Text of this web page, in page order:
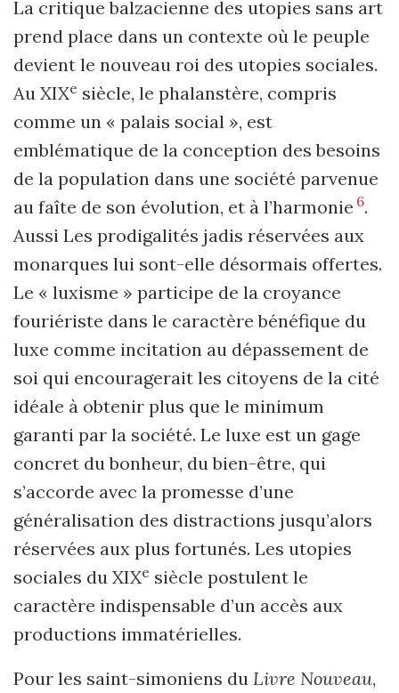
La critique balzacienne des utopies sans art
prend place dans un contexte où le peuple
devient le nouveau roi des utopies sociales.
Au XIXe siècle, le phalanstère, compris
comme un « palais social », est
emblématique de la conception des besoins
de la population dans une société parvenue
au faîte de son évolution, et à l’harmonie 6.
Aussi Les prodigalités jadis réservées aux
monarques lui sont-elle désormais offertes.
Le « luxisme » participe de la croyance
fouriériste dans le caractère bénéfique du
luxe comme incitation au dépassement de
soi qui encouragerait les citoyens de la cité
idéale à obtenir plus que le minimum
garanti par la société. Le luxe est un gage
concret du bonheur, du bien-être, qui
s’accorde avec la promesse d’une
généralisation des distractions jusqu’alors
réservées aux plus fortunés. Les utopies
sociales du XIXe siècle postulent le
caractère indispensable d’un accès aux
productions immatérielles.
Pour les saint-simoniens du Livre Nouveau,